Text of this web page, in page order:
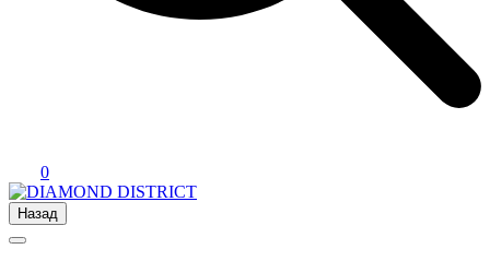
0
Назад